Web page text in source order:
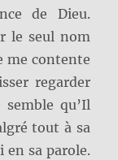
de Dieu.
le seul nom
me contente
regarder
qu’Il
tout à sa
en sa parole.